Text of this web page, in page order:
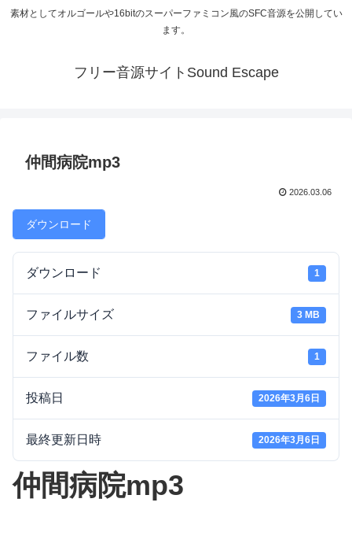
素材としてオルゴールや16bitのスーパーファミコン風のSFC音源を公開してい
ます。
フリー音源サイトSound Escape
仲間病院mp3
2026.03.06
ダウンロード
ダウンロード 1
ファイルサイズ 3 MB
ファイル数 1
投稿日 2026年3月6日
最終更新日時 2026年3月6日
仲間病院mp3